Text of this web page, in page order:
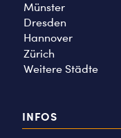
Münster
Dresden
Hannover
Zürich
Weitere Städte
INFOS